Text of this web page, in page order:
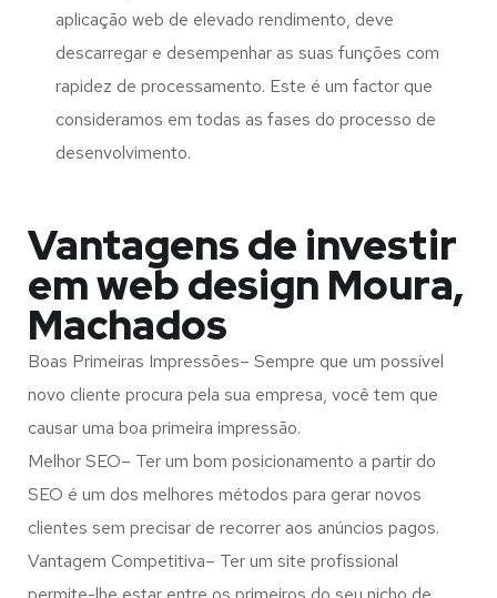
aplicação web de elevado rendimento, deve
descarregar e desempenhar as suas funções com
rapidez de processamento. Este é um factor que
consideramos em todas as fases do processo de
desenvolvimento.
Vantagens de investir
em web design Moura,
Machados
Boas Primeiras Impressões– Sempre que um possível
novo cliente procura pela sua empresa, você tem que
causar uma boa primeira impressão.
Melhor SEO– Ter um bom posicionamento a partir do
SEO é um dos melhores métodos para gerar novos
clientes sem precisar de recorrer aos anúncios pagos.
Vantagem Competitiva– Ter um site profissional